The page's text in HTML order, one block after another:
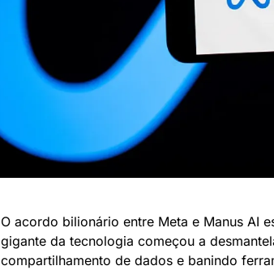
O acordo bilionário entre Meta e Manus AI
gigante da tecnologia começou a
compartilhamento de dados e banindo